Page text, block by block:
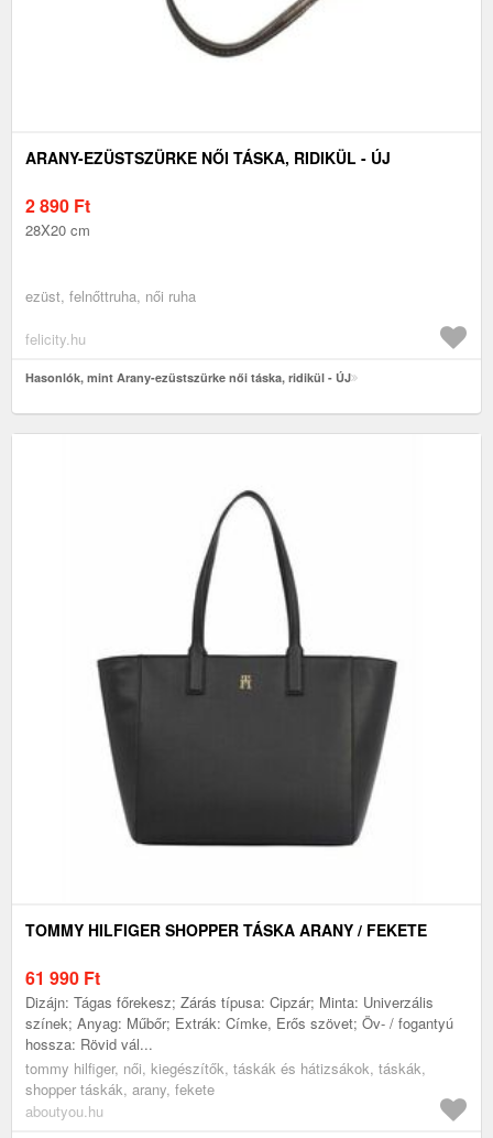
ARANY-EZÜSTSZÜRKE NŐI TÁSKA, RIDIKÜL - ÚJ
2 890 Ft
28X20 cm
ezüst, felnőttruha, női ruha
felicity.hu
Hasonlók, mint Arany-ezüstszürke női táska, ridikül - ÚJ
TOMMY HILFIGER SHOPPER TÁSKA ARANY / FEKETE
61 990 Ft
Dizájn: Tágas főrekesz; Zárás típusa: Cipzár; Minta: Univerzális
színek; Anyag: Műbőr; Extrák: Címke, Erős szövet; Öv- / fogantyú
hossza: Rövid vál...
tommy hilfiger, női, kiegészítők, táskák és hátizsákok, táskák,
shopper táskák, arany, fekete
aboutyou.hu